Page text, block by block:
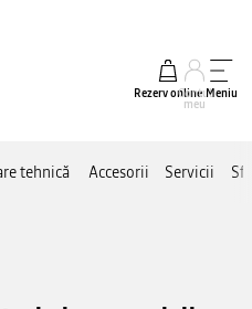
Rezerv online
Contul
meu
Meniu
tehnică Accesorii Servicii